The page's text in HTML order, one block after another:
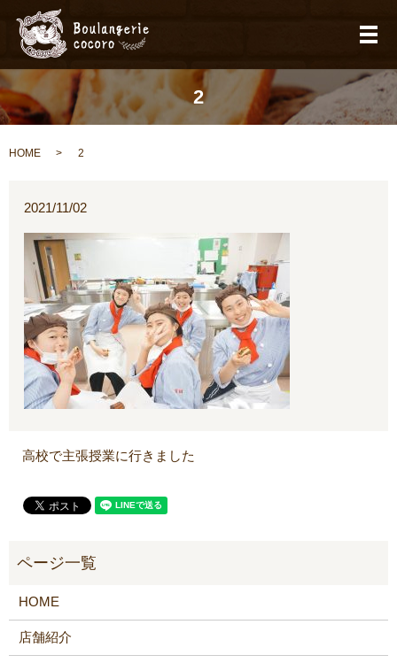
メ
2
HOME 2
2021/11/02
高校で主張授業に行きました
HOME
店舗紹介